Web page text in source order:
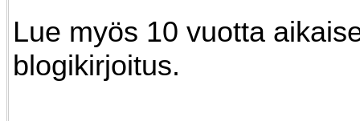
Lue myös 10 vuotta
blogikirjoitus.